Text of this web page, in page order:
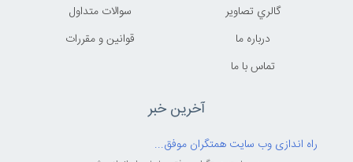
گالري تصاوير
درباره ما
تماس با ما
سوالات متداول
قوانين و مقررات
آخرین خبر
راه اندازی وب سایت همتگران موفق...